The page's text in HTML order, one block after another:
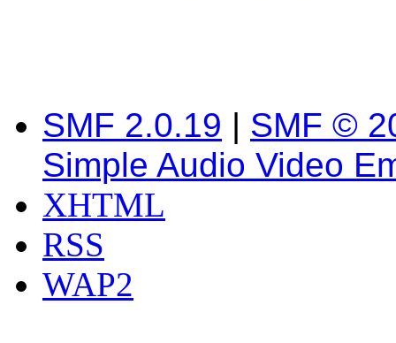
SMF 2.0.19 | SMF ©
Simple Audio Video
XHTML
RSS
WAP2